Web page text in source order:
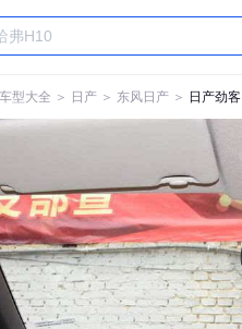
车型大全 ＞ 日产 ＞ 东风日产 ＞ 日产劲客